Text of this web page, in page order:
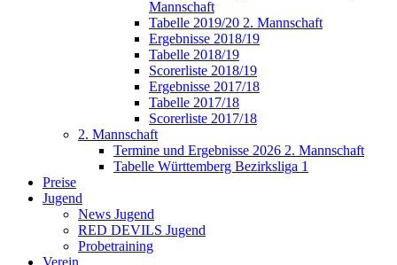
Mannschaft
Tabelle 2019/20 2. Mannschaft
Ergebnisse 2018/19
Tabelle 2018/19
Scorerliste 2018/19
Ergebnisse 2017/18
Tabelle 2017/18
Scorerliste 2017/18
2. Mannschaft
Termine und Ergebnisse 2026 2. Mannschaft
Tabelle Württemberg Bezirksliga 1
Preise
Jugend
News Jugend
RED DEVILS Jugend
Probetraining
Verein